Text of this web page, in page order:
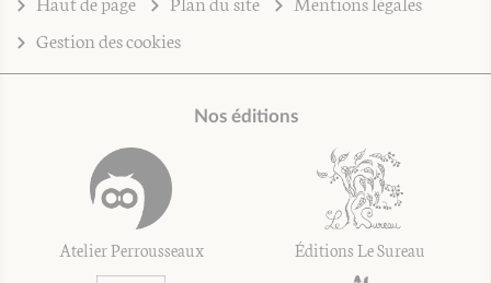
Gestion des cookies
Nos éditions
Atelier Perrousseaux Éditions Le Sureau